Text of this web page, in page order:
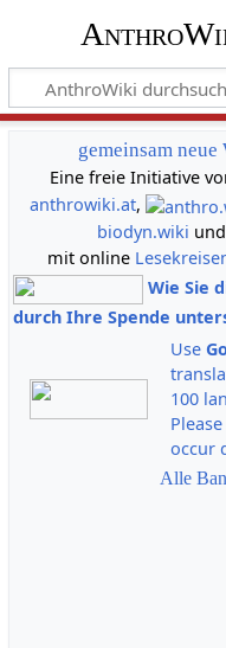
gemeinsam
Eine freie Initiative
anthrowiki.at,
biodyn.wiki und
mit online
Wie Sie
durch Ihre Spende
Use
100
occur
Alle